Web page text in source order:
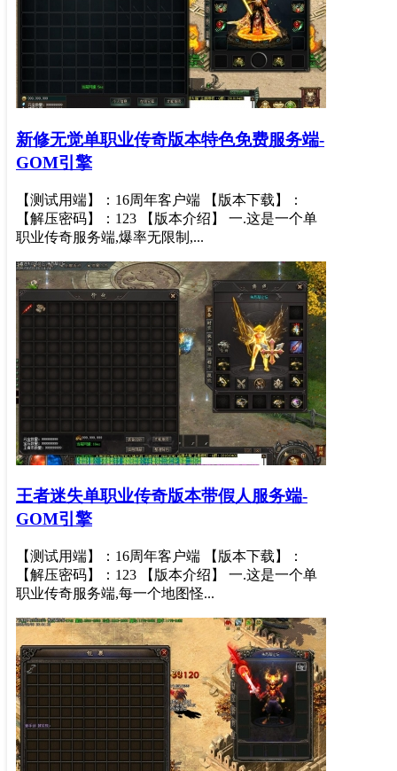
新修无觉单职业传奇版本特色免费服务端-
GOM引擎
【测试用端】：16周年客户端 【版本下载】：
【解压密码】：123 【版本介绍】 一.这是一个单
职业传奇服务端,爆率无限制,...
王者迷失单职业传奇版本带假人服务端-
GOM引擎
【测试用端】：16周年客户端 【版本下载】：
【解压密码】：123 【版本介绍】 一.这是一个单
职业传奇服务端,每一个地图怪...